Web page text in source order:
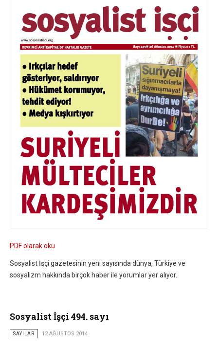
PDF olarak oku
Sosyalist İşçi gazetesinin yeni sayısında dünya, Türkiye ve
sosyalizm hakkında birçok haber ile yorumlar yer alıyor.
Sosyalist İşçi 494. sayı
SAYILAR 12 AĞUSTOS 2014